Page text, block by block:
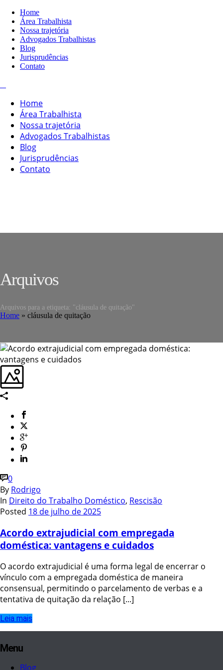
Home
Área Trabalhista
Nossa trajetória
Advogados Trabalhistas
Blog
Jurisprudências
Contato
Home
Área Trabalhista
Nossa trajetória
Advogados Trabalhistas
Blog
Jurisprudências
Contato
Arquivos
Arquivos para a etiqueta: "cláusula de quitação"
Home » cláusula de quitação
0
By Rodrigo
In Direito do Trabalho Doméstico, Rescisão
Posted 18 de julho de 2025
Acordo extrajudicial com empregada
doméstica: vantagens e cuidados
O acordo extrajudicial é uma forma legal de encerrar o
vínculo com a empregada doméstica de maneira
consensual, permitindo o parcelamento de verbas e a
tentativa de quitação da relação [...]
Leia mais
Menu
Blog